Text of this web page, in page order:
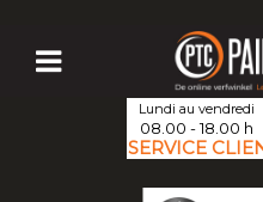
Lundi au vendredi
08.00 - 18.00 h
SERVICE